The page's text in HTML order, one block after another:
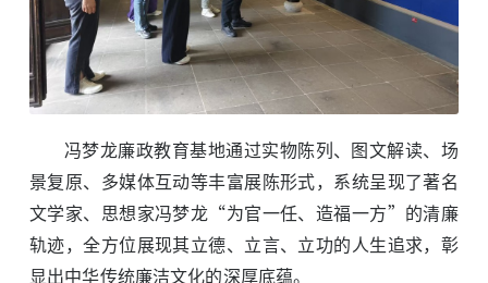
冯梦龙廉政教育基地通过实物陈列、图文解读、场
景复原、多媒体互动等丰富展陈形式，系统呈现了著名
文学家、思想家冯梦龙“为官一任、造福一方”的清廉
轨迹，全方位展现其立德、立言、立功的人生追求，彰
显出中华传统廉洁文化的深厚底蕴。